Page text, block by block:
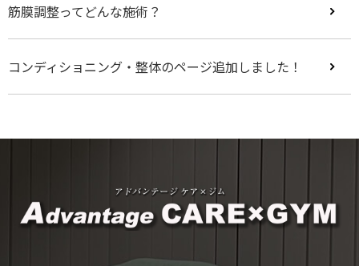
筋膜調整ってどんな施術？
コンディショニング・整体のページ追加しました！